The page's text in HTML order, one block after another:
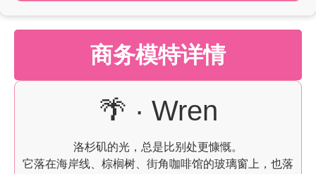
商务模特详情
🌴 · Wren
洛杉矶的光，总是比别处更慷慨。
它落在海岸线、棕榈树、街角咖啡馆的玻璃窗上，也落